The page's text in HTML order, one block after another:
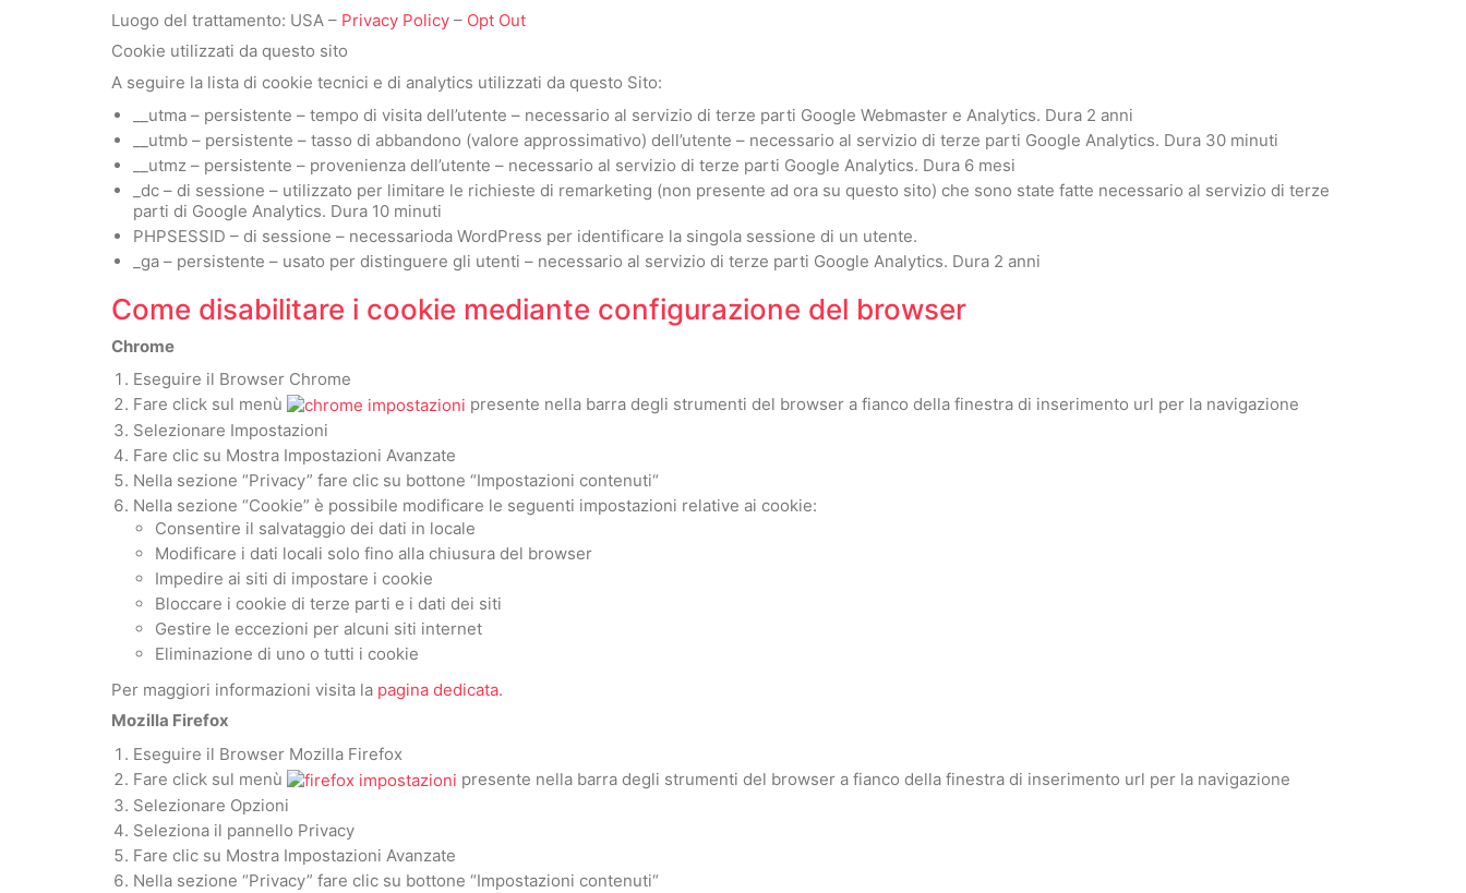
Luogo del trattamento: USA – Privacy Policy – Opt Out
Cookie utilizzati da questo sito
A seguire la lista di cookie tecnici e di analytics utilizzati da questo Sito:
__utma – persistente – tempo di visita dell’utente – necessario al servizio di terze parti Google Webmaster e Analytics. Dura 2 anni
__utmb – persistente – tasso di abbandono (valore approssimativo) dell’utente – necessario al servizio di terze parti Google Analytics. Dura 30 minuti
__utmz – persistente – provenienza dell’utente – necessario al servizio di terze parti Google Analytics. Dura 6 mesi
_dc – di sessione – utilizzato per limitare le richieste di remarketing (non presente ad ora su questo sito) che sono state fatte necessario al servizio di terze
parti di Google Analytics. Dura 10 minuti
PHPSESSID – di sessione – necessarioda WordPress per identificare la singola sessione di un utente.
_ga – persistente – usato per distinguere gli utenti – necessario al servizio di terze parti Google Analytics. Dura 2 anni
Come disabilitare i cookie mediante configurazione del browser
Chrome
Eseguire il Browser Chrome
Fare click sul menù
presente nella barra degli strumenti del browser a fianco della finestra di inserimento url per la navigazione
Selezionare Impostazioni
Fare clic su Mostra Impostazioni Avanzate
Nella sezione “Privacy” fare clic su bottone “Impostazioni contenuti“
Nella sezione “Cookie” è possibile modificare le seguenti impostazioni relative ai cookie:
Consentire il salvataggio dei dati in locale
Modificare i dati locali solo fino alla chiusura del browser
Impedire ai siti di impostare i cookie
Bloccare i cookie di terze parti e i dati dei siti
Gestire le eccezioni per alcuni siti internet
Eliminazione di uno o tutti i cookie
Per maggiori informazioni visita la pagina dedicata.
Mozilla Firefox
Eseguire il Browser Mozilla Firefox
Fare click sul menù
presente nella barra degli strumenti del browser a fianco della finestra di inserimento url per la navigazione
Selezionare Opzioni
Seleziona il pannello Privacy
Fare clic su Mostra Impostazioni Avanzate
Nella sezione “Privacy” fare clic su bottone “Impostazioni contenuti“